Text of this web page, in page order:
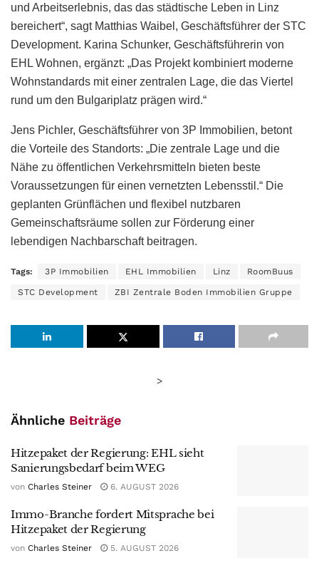
und Arbeitserlebnis, das das städtische Leben in Linz
bereichert“, sagt Matthias Waibel, Geschäftsführer der STC
Development. Karina Schunker, Geschäftsführerin von
EHL Wohnen, ergänzt: „Das Projekt kombiniert moderne
Wohnstandards mit einer zentralen Lage, die das Viertel
rund um den Bulgariplatz prägen wird.“
Jens Pichler, Geschäftsführer von 3P Immobilien, betont
die Vorteile des Standorts: „Die zentrale Lage und die
Nähe zu öffentlichen Verkehrsmitteln bieten beste
Voraussetzungen für einen vernetzten Lebensstil.“ Die
geplanten Grünflächen und flexibel nutzbaren
Gemeinschaftsräume sollen zur Förderung einer
lebendigen Nachbarschaft beitragen.
Tags: 3P Immobilien EHL Immobilien Linz RoomBuus
STC Development ZBI Zentrale Boden Immobilien Gruppe
>
Ähnliche Beiträge
Hitzepaket der Regierung: EHL sieht
Sanierungsbedarf beim WEG
von Charles Steiner 6. AUGUST 2026
Immo-Branche fordert Mitsprache bei
Hitzepaket der Regierung
von Charles Steiner 5. AUGUST 2026